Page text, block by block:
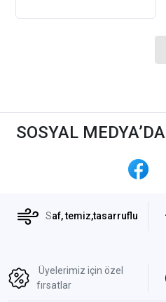
SOSYAL MEDYA’DA
Saf, temiz,tasarruflu
Üyelerimiz için özel
fırsatlar